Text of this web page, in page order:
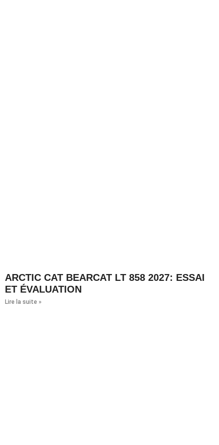
ARCTIC CAT BEARCAT LT 858 2027: ESSAI
ET ÉVALUATION
Lire la suite »